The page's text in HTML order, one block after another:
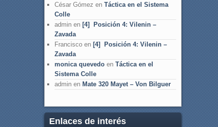
César Gómez en Táctica en el Sistema
Colle
adminen [4] Posición 4: Vilenin –
Zavada
Franciscoen [4] Posición 4: Vilenin –
Zavada
monica quevedoen Táctica en el
Sistema Colle
adminen Mate 320 Mayet – Von Bilguer
Enlaces de interés